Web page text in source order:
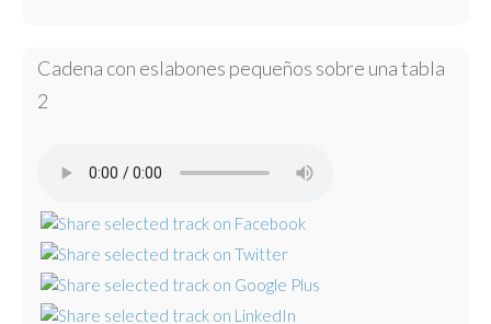
Cadena con eslabones pequeños sobre una tabla
2